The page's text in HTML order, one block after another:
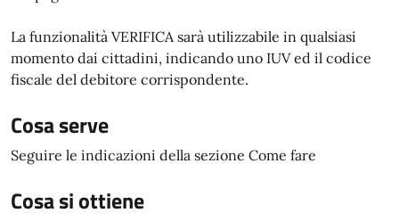
La funzionalità VERIFICA sarà utilizzabile in qualsiasi
momento dai cittadini, indicando uno IUV ed il codice
fiscale del debitore corrispondente.
Cosa serve
Seguire le indicazioni della sezione Come fare
Cosa si ottiene